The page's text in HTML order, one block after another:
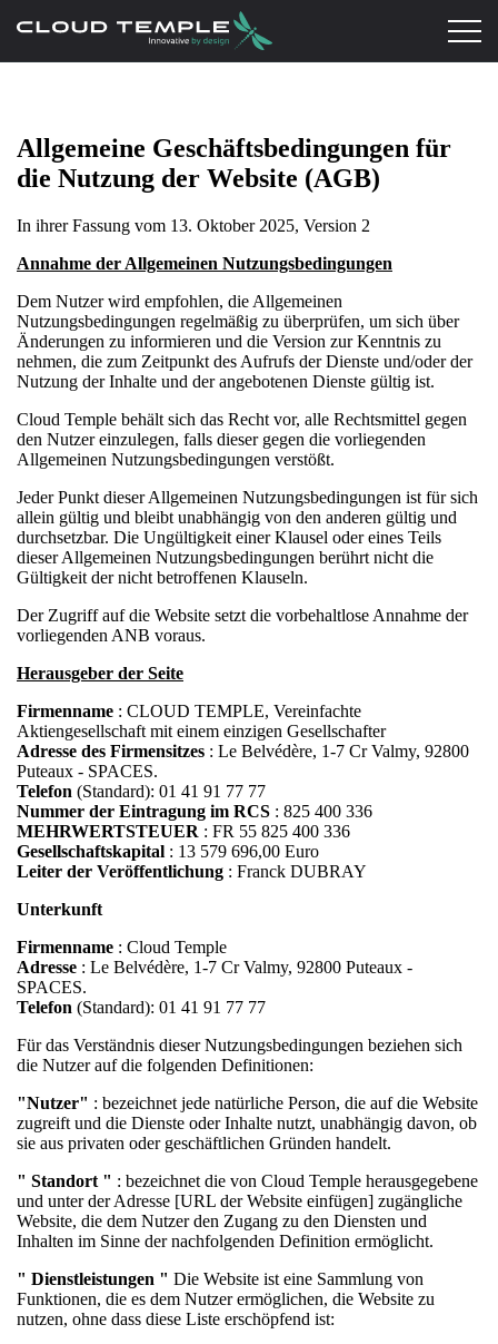
Allgemeine Geschäftsbedingungen für
die Nutzung der Website (AGB)
In ihrer Fassung vom 13. Oktober 2025, Version 2
Annahme der Allgemeinen Nutzungsbedingungen
Dem Nutzer wird empfohlen, die Allgemeinen
Nutzungsbedingungen regelmäßig zu überprüfen, um sich über
Änderungen zu informieren und die Version zur Kenntnis zu
nehmen, die zum Zeitpunkt des Aufrufs der Dienste und/oder der
Nutzung der Inhalte und der angebotenen Dienste gültig ist.
Cloud Temple behält sich das Recht vor, alle Rechtsmittel gegen
den Nutzer einzulegen, falls dieser gegen die vorliegenden
Allgemeinen Nutzungsbedingungen verstößt.
Jeder Punkt dieser Allgemeinen Nutzungsbedingungen ist für sich
allein gültig und bleibt unabhängig von den anderen gültig und
durchsetzbar. Die Ungültigkeit einer Klausel oder eines Teils
dieser Allgemeinen Nutzungsbedingungen berührt nicht die
Gültigkeit der nicht betroffenen Klauseln.
Der Zugriff auf die Website setzt die vorbehaltlose Annahme der
vorliegenden ANB voraus.
Herausgeber der Seite
Firmenname : CLOUD TEMPLE, Vereinfachte
Aktiengesellschaft mit einem einzigen Gesellschafter
Adresse des Firmensitzes : Le Belvédère, 1-7 Cr Valmy, 92800
Puteaux - SPACES.
Telefon (Standard): 01 41 91 77 77
Nummer der Eintragung im RCS : 825 400 336
MEHRWERTSTEUER : FR 55 825 400 336
Gesellschaftskapital : 13 579 696,00 Euro
Leiter der Veröffentlichung : Franck DUBRAY
Unterkunft
Firmenname : Cloud Temple
Adresse : Le Belvédère, 1-7 Cr Valmy, 92800 Puteaux -
SPACES.
Telefon (Standard): 01 41 91 77 77
Für das Verständnis dieser Nutzungsbedingungen beziehen sich
die Nutzer auf die folgenden Definitionen:
"Nutzer" : bezeichnet jede natürliche Person, die auf die Website
zugreift und die Dienste oder Inhalte nutzt, unabhängig davon, ob
sie aus privaten oder geschäftlichen Gründen handelt.
" Standort " : bezeichnet die von Cloud Temple herausgegebene
und unter der Adresse [URL der Website einfügen] zugängliche
Website, die dem Nutzer den Zugang zu den Diensten und
Inhalten im Sinne der nachfolgenden Definition ermöglicht.
" Dienstleistungen " Die Website ist eine Sammlung von
Funktionen, die es dem Nutzer ermöglichen, die Website zu
nutzen, ohne dass diese Liste erschöpfend ist: